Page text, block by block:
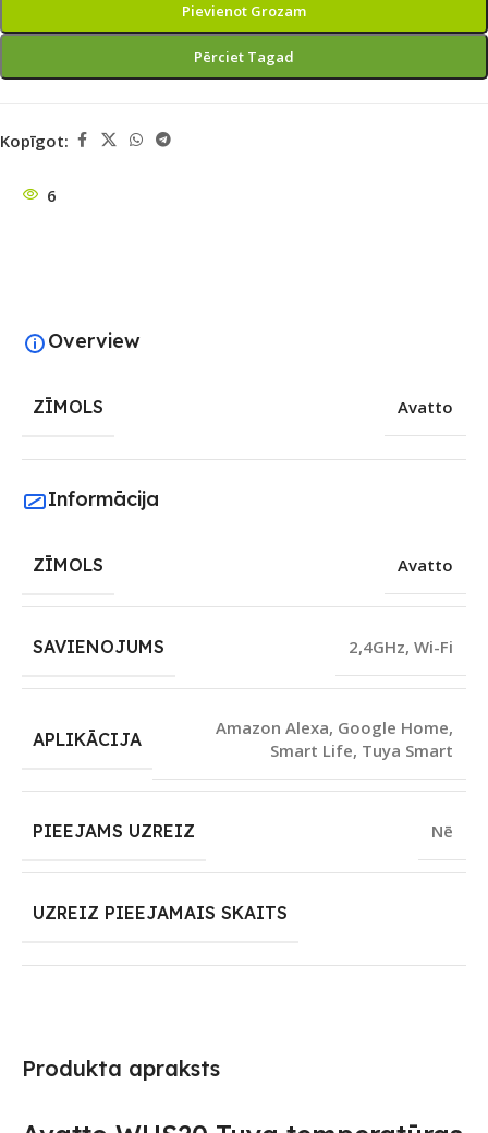
Pievienot Grozam
Pērciet Tagad
Kopīgot:
6
Produkta apraksts
Overview
ZĪMOLS Avatto
Informācija
ZĪMOLS Avatto
SAVIENOJUMS 2,4GHz, Wi-Fi
APLIKĀCIJA
Amazon Alexa, Google Home,
Smart Life, Tuya Smart
PIEEJAMS UZREIZ Nē
UZREIZ PIEEJAMAIS SKAITS